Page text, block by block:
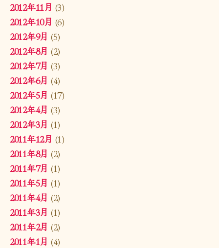
2012年11月 (3)
2012年10月 (6)
2012年9月 (5)
2012年8月 (2)
2012年7月 (3)
2012年6月 (4)
2012年5月 (17)
2012年4月 (3)
2012年3月 (1)
2011年12月 (1)
2011年8月 (2)
2011年7月 (1)
2011年5月 (1)
2011年4月 (2)
2011年3月 (1)
2011年2月 (2)
2011年1月 (4)